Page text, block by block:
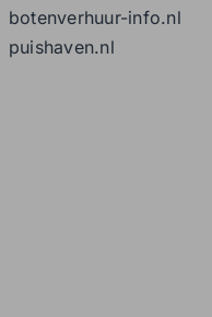
botenverhuur-info.nl
puishaven.nl